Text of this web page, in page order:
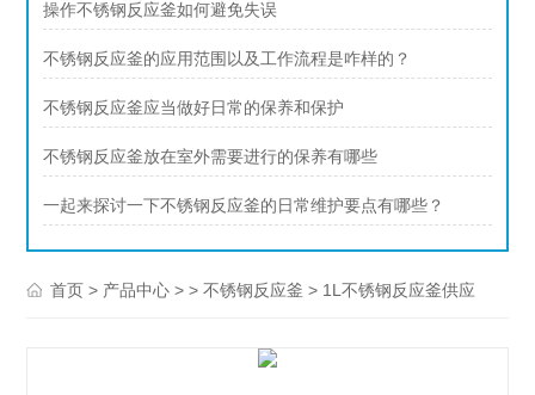
操作不锈钢反应釜如何避免失误
不锈钢反应釜的应用范围以及工作流程是咋样的？
不锈钢反应釜应当做好日常的保养和保护
不锈钢反应釜放在室外需要进行的保养有哪些
一起来探讨一下不锈钢反应釜的日常维护要点有哪些？
首页 > 产品中心 > >不锈钢反应釜 > 1L不锈钢反应釜供应